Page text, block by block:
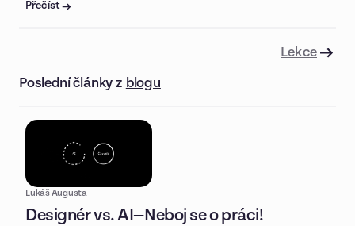
Přečíst
Lekce
Poslední články z blogu
Lukáš Augusta
Designér vs. AI—Neboj se o práci!